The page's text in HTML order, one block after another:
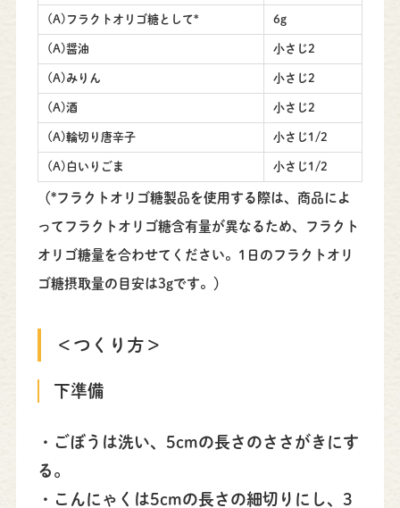
(A)フラクトオリゴ糖として* 6g
(A)醤油 小さじ2
(A)みりん 小さじ2
(A)酒 小さじ2
(A)輪切り唐辛子 小さじ1/2
(A)白いりごま 小さじ1/2
（*フラクトオリゴ糖製品を使用する際は、商品によ
ってフラクトオリゴ糖含有量が異なるため、フラクト
オリゴ糖量を合わせてください。1日のフラクトオリ
ゴ糖摂取量の目安は3gです。）
＜つくり方＞
下準備
・ごぼうは洗い、5cmの長さのささがきにす
る。
・こんにゃくは5cmの長さの細切りにし、3